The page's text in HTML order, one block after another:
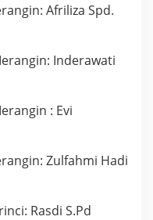
Afriliza Spd.
Inderawati
: Evi
Zulfahmi Hadi
Rasdi S.Pd